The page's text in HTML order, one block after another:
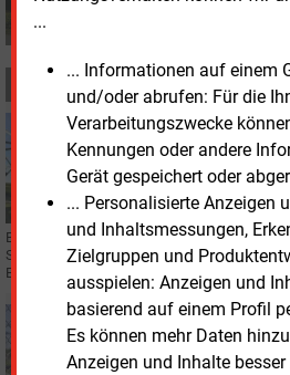
...
... Informationen auf einem
und/oder abrufen: Für die
Verarbeitungszwecke
Kennungen oder andere
Gerät gespeichert oder
... Personalisierte Anzeigen
und Inhaltsmessungen,
Zielgruppen und
ausspielen: Anzeigen und
basierend auf einem Profil
Es können mehr Daten
Anzeigen und Inhalte
STROMNETZ
EWE-Chef Dohler gegen
Bundesländer aus dem Norden Deutschlands
Strompreiszonen statt einer großen. Sie
EWE hat an der Idee Zweifel.
STROM
Preiszonen-Split